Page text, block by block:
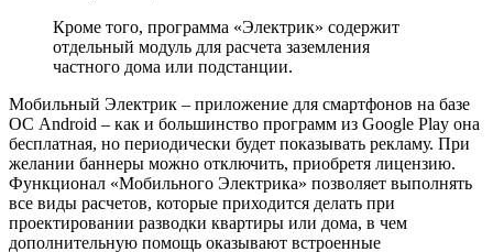
Кроме того, программа «Электрик» содержит
отдельный модуль для расчета заземления
частного дома или подстанции.
Мобильный Электрик – приложение для смартфонов на базе
ОС Android – как и большинство программ из Google Play она
бесплатная, но периодически будет показывать рекламу. При
желании баннеры можно отключить, приобретя лицензию.
Функционал «Мобильного Электрика» позволяет выполнять
все виды расчетов, которые приходится делать при
проектировании разводки квартиры или дома, в чем
дополнительную помощь оказывают встроенные